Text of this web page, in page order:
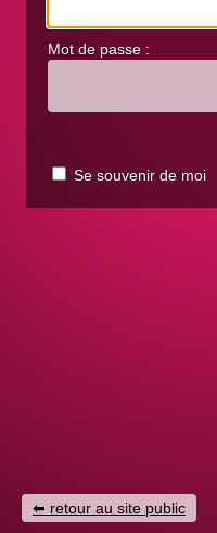
Mot de passe :
Se souvenir de moi
retour au site public